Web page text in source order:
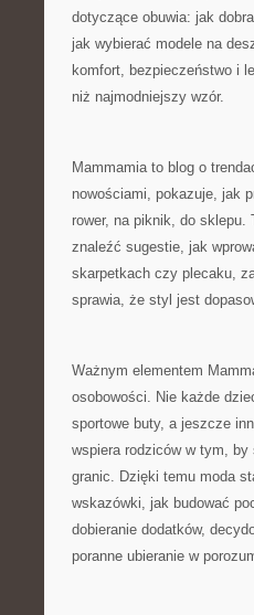
dotyczące obuwia: jak
jak wybierać modele na
komfort, bezpieczeństwo i
niż najmodniejszy wzór.
Mammamia to blog o
nowościami, pokazuje, jak
rower, na piknik, do
znaleźć sugestie, jak
skarpetkach czy plecaku,
sprawia, że styl jest
Ważnym elementem
osobowości. Nie każde
sportowe buty, a jeszcze
wspiera rodziców w tym, by
granic. Dzięki temu moda
wskazówki, jak budować
dobieranie dodatków,
poranne ubieranie w